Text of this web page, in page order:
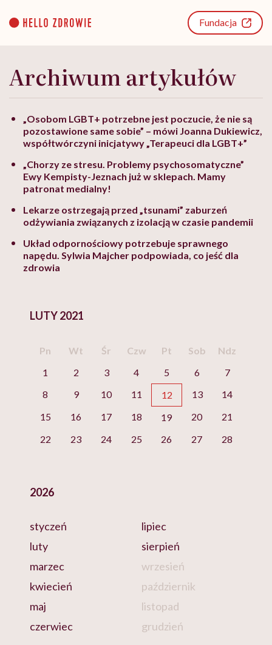
content
Fundacja
Archiwum artykułów
„Osobom LGBT+ potrzebne jest poczucie, że nie są
pozostawione same sobie” – mówi Joanna Dukiewicz,
współtwórczyni inicjatywy „Terapeuci dla LGBT+”
„Chorzy ze stresu. Problemy psychosomatyczne”
Ewy Kempisty-Jeznach już w sklepach. Mamy
patronat medialny!
Lekarze ostrzegają przed „tsunami” zaburzeń
odżywiania związanych z izolacją w czasie pandemii
Układ odpornościowy potrzebuje sprawnego
napędu. Sylwia Majcher podpowiada, co jeść dla
zdrowia
LUTY 2021
Pn Wt Śr Czw Pt Sob
Ndz
1
2 3 4 5 6
7
8
9 10 11 12 13
14
15
16 17 18 19 20
21
22
23 24 25 26 27 28
2026
styczeń
luty
marzec
kwiecień
maj
czerwiec
lipiec
sierpień
wrzesień
październik
listopad
grudzień